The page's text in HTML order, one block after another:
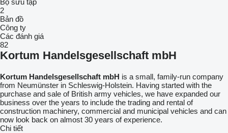
Bộ sưu tập
2
Bản đồ
Công ty
Các đánh giá
82
Kortum Handelsgesellschaft mbH
Kortum Handelsgesellschaft mbH is a small, family-run company
from Neumünster in Schleswig-Holstein. Having started with the
purchase and sale of British army vehicles, we have expanded our
business over the years to include the trading and rental of
construction machinery, commercial and municipal vehicles and can
now look back on almost 30 years of experience.
Chi tiết